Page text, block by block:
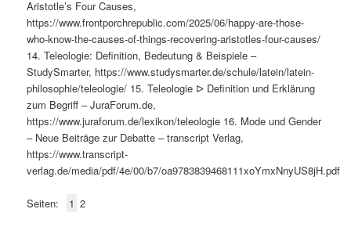
Aristotle’s Four Causes,
https://www.frontporchrepublic.com/2025/06/happy-are-those-
who-know-the-causes-of-things-recovering-aristotles-four-causes/
14. Teleologie: Definition, Bedeutung & Beispiele –
StudySmarter, https://www.studysmarter.de/schule/latein/latein-
philosophie/teleologie/ 15. Teleologie ᐅ Definition und Erklärung
zum Begriff – JuraForum.de,
https://www.juraforum.de/lexikon/teleologie 16. Mode und Gender
– Neue Beiträge zur Debatte – transcript Verlag,
https://www.transcript-
verlag.de/media/pdf/4e/00/b7/oa9783839468111xoYmxNnyUS8jH.pdf
Seiten: 1 2